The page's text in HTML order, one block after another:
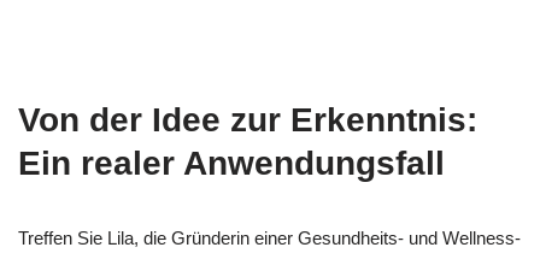
Von der Idee zur Erkenntnis:
Ein realer Anwendungsfall
Treffen Sie Lila, die Gründerin einer Gesundheits- und Wellness-